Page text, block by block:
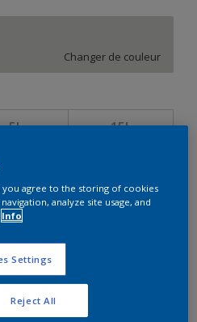
Changer de couleur
5L 15L
de peinture
Calculer
liste d’achats
you agree to the storing of cookies
analyze site usage, and
Info
Settings
Reject All